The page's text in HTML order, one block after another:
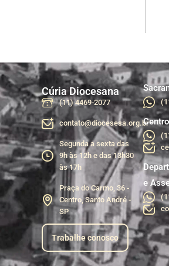
Cúria Diocesana
(11) 4469-2077
contato@diocesesa.org.br
Segunda a sexta das
9h às 12h e das 13h30
às 17h
Praça do Carmo, 36 -
Centro, Santo André -
SP
Trabalhe conosco
e